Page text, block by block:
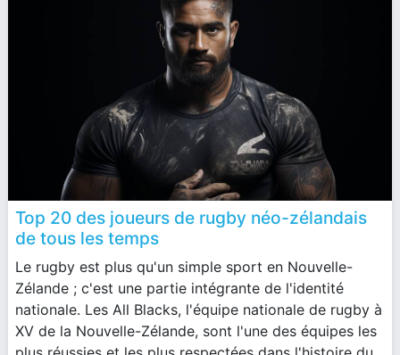
Top 20 des joueurs de rugby néo-zélandais
de tous les temps
Le rugby est plus qu'un simple sport en Nouvelle-
Zélande ; c'est une partie intégrante de l'identité
nationale. Les All Blacks, l'équipe nationale de rugby à
XV de la Nouvelle-Zélande, sont l'une des équipes les